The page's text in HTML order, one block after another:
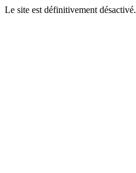
Le site est définitivement désactivé.